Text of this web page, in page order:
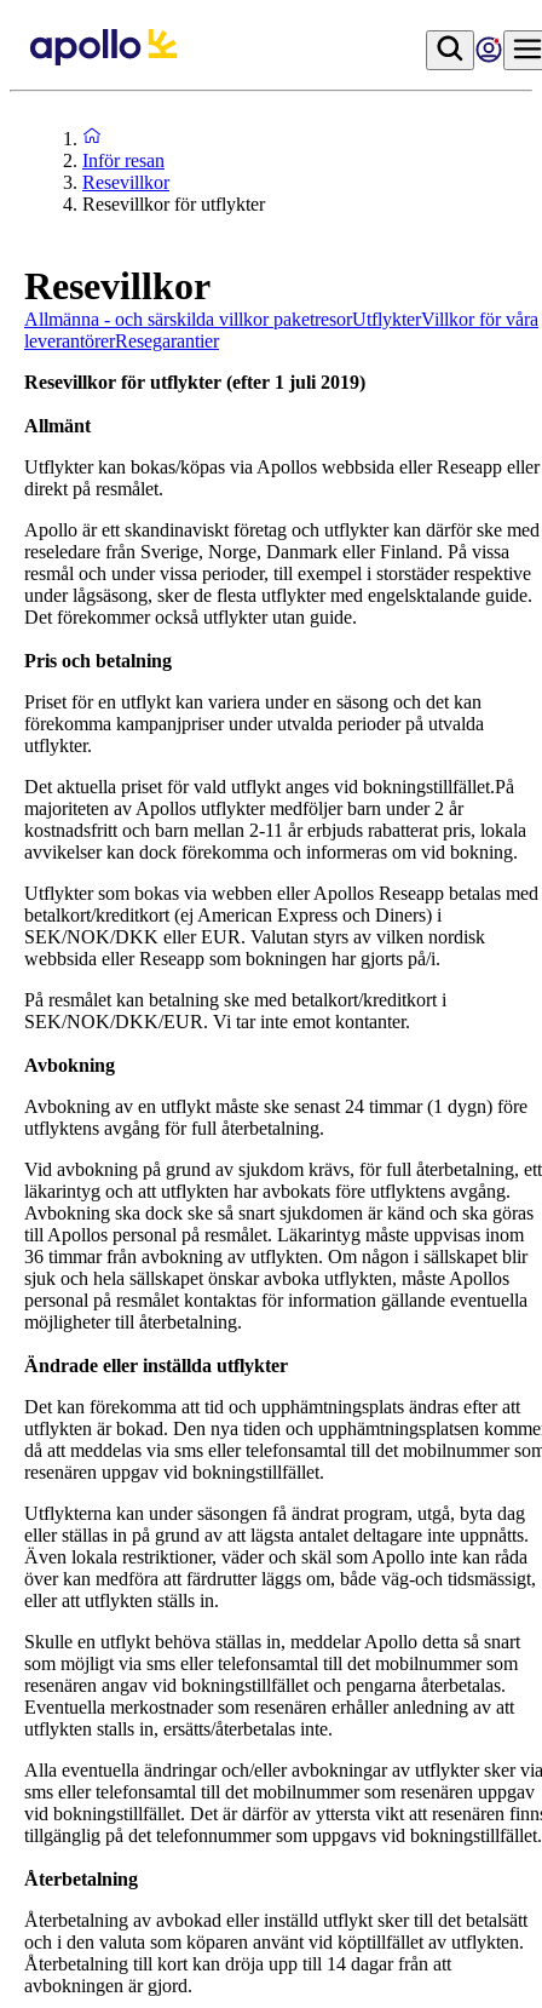
Inför resan
Resevillkor
Resevillkor för utflykter
Resevillkor
Allmänna - och särskilda villkor paketresorUtflykterVillkor för våra
leverantörerResegarantier
Resevillkor för utflykter (efter 1 juli 2019)
Allmänt
Utflykter kan bokas/köpas via Apollos webbsida eller Reseapp eller
direkt på resmålet.
Apollo är ett skandinaviskt företag och utflykter kan därför ske med
reseledare från Sverige, Norge, Danmark eller Finland. På vissa
resmål och under vissa perioder, till exempel i storstäder respektive
under lågsäsong, sker de flesta utflykter med engelsktalande guide.
Det förekommer också utflykter utan guide.
Pris och betalning
Priset för en utflykt kan variera under en säsong och det kan
förekomma kampanjpriser under utvalda perioder på utvalda
utflykter.
Det aktuella priset för vald utflykt anges vid bokningstillfället.På
majoriteten av Apollos utflykter medföljer barn under 2 år
kostnadsfritt och barn mellan 2-11 år erbjuds rabatterat pris, lokala
avvikelser kan dock förekomma och informeras om vid bokning.
Utflykter som bokas via webben eller Apollos Reseapp betalas med
betalkort/kreditkort (ej American Express och Diners) i
SEK/NOK/DKK eller EUR. Valutan styrs av vilken nordisk
webbsida eller Reseapp som bokningen har gjorts på/i.
På resmålet kan betalning ske med betalkort/kreditkort i
SEK/NOK/DKK/EUR. Vi tar inte emot kontanter.
Avbokning
Avbokning av en utflykt måste ske senast 24 timmar (1 dygn) före
utflyktens avgång för full återbetalning.
Vid avbokning på grund av sjukdom krävs, för full återbetalning, ett
läkarintyg och att utflykten har avbokats före utflyktens avgång.
Avbokning ska dock ske så snart sjukdomen är känd och ska göras
till Apollos personal på resmålet. Läkarintyg måste uppvisas inom
36 timmar från avbokning av utflykten. Om någon i sällskapet blir
sjuk och hela sällskapet önskar avboka utflykten, måste Apollos
personal på resmålet kontaktas för information gällande eventuella
möjligheter till återbetalning.
Ändrade eller inställda utflykter
Det kan förekomma att tid och upphämtningsplats ändras efter att
utflykten är bokad. Den nya tiden och upphämtningsplatsen
då att meddelas via sms eller telefonsamtal till det mobilnummer
resenären uppgav vid bokningstillfället.
Utflykterna kan under säsongen få ändrat program, utgå, byta dag
eller ställas in på grund av att lägsta antalet deltagare inte uppnåtts.
Även lokala restriktioner, väder och skäl som Apollo inte kan råda
över kan medföra att färdrutter läggs om, både väg-och tidsmässigt,
eller att utflykten ställs in.
Skulle en utflykt behöva ställas in, meddelar Apollo detta så snart
som möjligt via sms eller telefonsamtal till det mobilnummer som
resenären angav vid bokningstillfället och pengarna återbetalas.
Eventuella merkostnader som resenären erhåller anledning av att
utflykten stalls in, ersätts/återbetalas inte.
Alla eventuella ändringar och/eller avbokningar av utflykter sker via
sms eller telefonsamtal till det mobilnummer som resenären uppgav
vid bokningstillfället. Det är därför av yttersta vikt att resenären
tillgänglig på det telefonnummer som uppgavs vid bokningstillfället.
Återbetalning
Återbetalning av avbokad eller inställd utflykt sker till det betalsätt
och i den valuta som köparen använt vid köptillfället av utflykten.
Återbetalning till kort kan dröja upp till 14 dagar från att
avbokningen är gjord.